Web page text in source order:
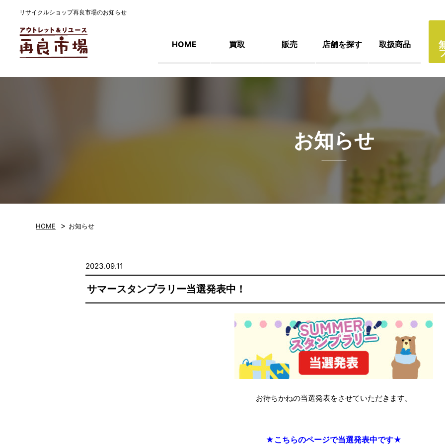
リサイクルショップ再良市場のお知らせ
HOME 買取 販売 店舗を探す 取扱商品
お知らせ
HOME > お知らせ
2023.09.11
サマースタンプラリー当選発表中！
お待ちかねの当選発表をさせていただきます。
★こちらのページで当選発表中です★